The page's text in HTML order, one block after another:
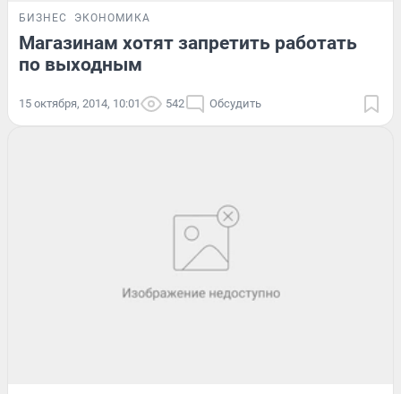
БИЗНЕС ЭКОНОМИКА
Магазинам хотят запретить работать
по выходным
15 октября, 2014, 10:01 542 Обсудить